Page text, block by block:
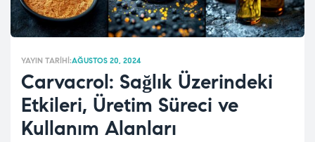
YAYIN TARIHI:AĞUSTOS 20, 2024
Carvacrol: Sağlık Üzerindeki
Etkileri, Üretim Süreci ve
Kullanım Alanları